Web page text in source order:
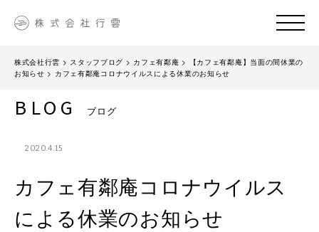
株式会社行雲 > スタッフブログ > カフェ有鄰庵 >
【カフェ有鄰庵】当面の間休業の
お知らせ > カフェ有鄰庵コロナウイルスによる休業のお知らせ
BLOG ブログ
2020.4.15
カフェ有鄰庵コロナウイルス
による休業のお知らせ